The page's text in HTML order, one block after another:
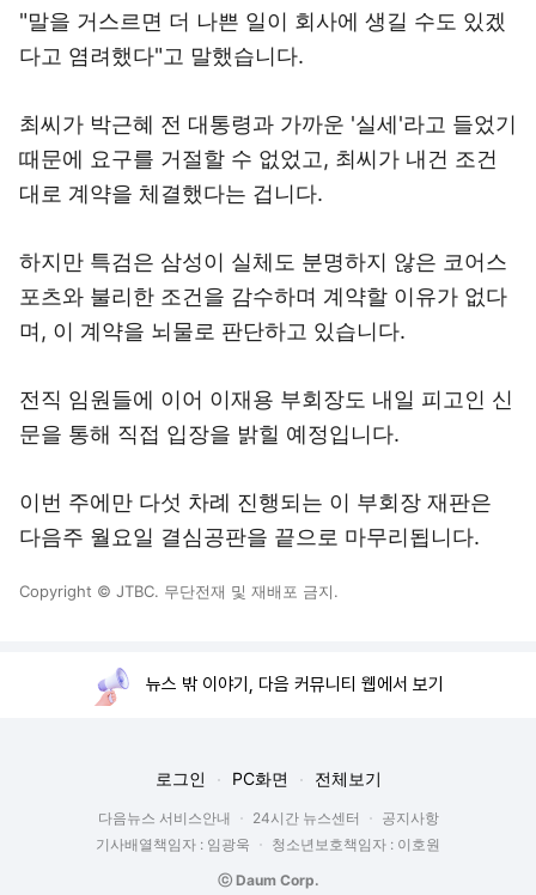
"말을 거스르면 더 나쁜 일이 회사에 생길 수도 있겠
다고 염려했다"고 말했습니다.
최씨가 박근혜 전 대통령과 가까운 '실세'라고 들었기
때문에 요구를 거절할 수 없었고, 최씨가 내건 조건
대로 계약을 체결했다는 겁니다.
하지만 특검은 삼성이 실체도 분명하지 않은 코어스
포츠와 불리한 조건을 감수하며 계약할 이유가 없다
며, 이 계약을 뇌물로 판단하고 있습니다.
전직 임원들에 이어 이재용 부회장도 내일 피고인 신
문을 통해 직접 입장을 밝힐 예정입니다.
이번 주에만 다섯 차례 진행되는 이 부회장 재판은
다음주 월요일 결심공판을 끝으로 마무리됩니다.
Copyright © JTBC. 무단전재 및 재배포 금지.
뉴스 밖 이야기, 다음 커뮤니티 웹에서 보기
로그인 PC화면 전체보기
다음뉴스 서비스안내 24시간 뉴스센터
공지사항
기사배열책임자 : 임광욱
청소년보호책임자 : 이호원
ⓒ Daum Corp.